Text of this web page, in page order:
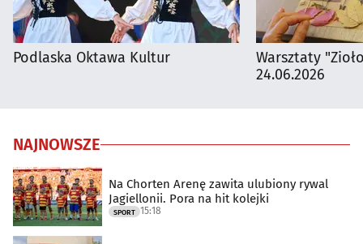
Podlaska Oktawa Kultur
Warsztaty
24.06.2026
NAJNOWSZE
Na Chorten Arenę zawita ulubiony rywal
Jagiellonii. Pora na hit kolejki
SPORT 15:18